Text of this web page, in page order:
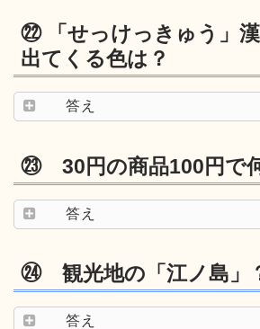
㉒ 「せっけっきゅう」
出てくる色は？
答え
㉓ 30円の商品100円で
答え
㉔ 観光地の「江ノ島」
答え